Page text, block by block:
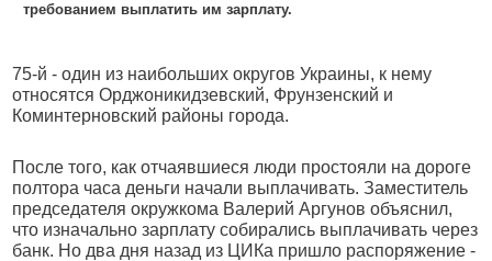
требованием выплатить им зарплату.
75-й - один из наибольших округов Украины, к нему
относятся Орджоникидзевский, Фрунзенский и
Коминтерновский районы города.
После того, как отчаявшиеся люди простояли на дороге
полтора часа деньги начали выплачивать. Заместитель
председателя окружкома Валерий Аргунов объяснил,
что изначально зарплату собирались выплачивать через
банк. Но два дня назад из ЦИКа пришло распоряжение -